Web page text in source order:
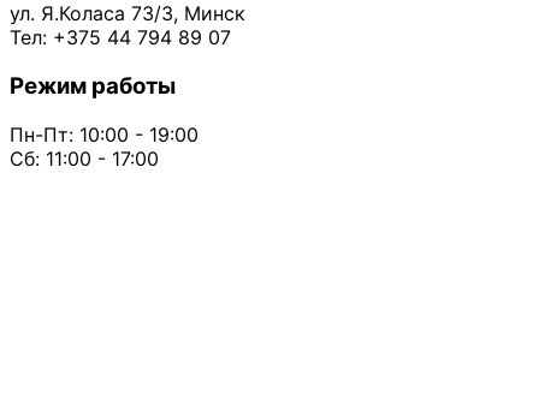
ул. Я.Коласа 73/3, Минск
Тел: +375 44 794 89 07
Режим работы
Пн-Пт: 10:00 - 19:00
Сб: 11:00 - 17:00